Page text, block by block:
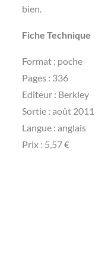
bien.
Fiche Technique
Format : poche
Pages : 336
Editeur : Berkley
Sortie : août 2011
Langue : anglais
Prix : 5,57 €